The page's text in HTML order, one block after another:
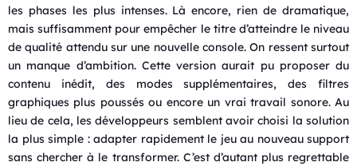
les phases les plus intenses. Là encore, rien de dramatique,
mais suffisamment pour empêcher le titre d’atteindre le niveau
de qualité attendu sur une nouvelle console. On ressent surtout
un manque d’ambition. Cette version aurait pu proposer du
contenu inédit, des modes supplémentaires, des filtres
graphiques plus poussés ou encore un vrai travail sonore. Au
lieu de cela, les développeurs semblent avoir choisi la solution
la plus simple : adapter rapidement le jeu au nouveau support
sans chercher à le transformer. C’est d’autant plus regrettable